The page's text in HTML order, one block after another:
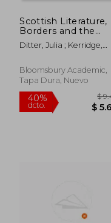
40%
dcto.
Scottish Literature,
Borders and the
Environmental
Imagination (en
Ditter, Julia ; Kerridge,
Bloomsbury Academic,
Tapa Dura, Nuevo